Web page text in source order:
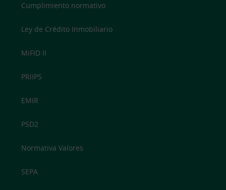
Cumplimiento normativo
Ley de Crédito Inmobiliario
MiFID II
PRIIPS
EMIR
PSD2
Normativa Valores
SEPA